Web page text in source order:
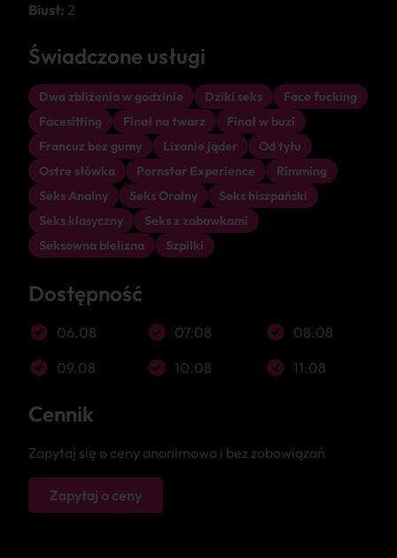
Biust: 2
Świadczone usługi
Dwa zbliżenia w godzinie Dziki seks
Face fucking
Facesitting
Finał na twarz
Finał w buzi
Francuz bez gumy
Lizanie jąder
Od tyłu
Ostre słówka
Pornstar Experience
Rimming
Seks Analny
Seks Oralny
Seks hiszpański
Seks klasyczny
Seks z zabawkami
Seksowna bielizna
Szpilki
Dostępność
06.08 07.08
08.08
09.08
10.08 11.08
Cennik
Zapytaj się o ceny anonimowo i bez zobowiązań
Zapytaj o ceny